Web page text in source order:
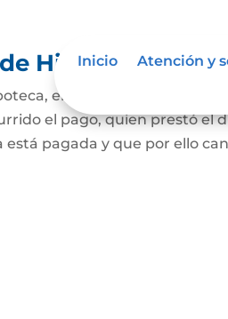
Inicio Atención y
Hipoteca
el dueño del bien
el pago, quien prestó el
pagada y que por ello